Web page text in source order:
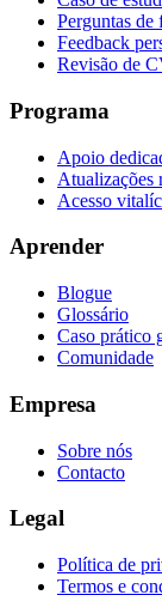
Perguntas de
Feedback
Revisão de
Programa
Apoio
Atualizações
Acesso
Aprender
Blogue
Glossário
Caso prático
Comunidade
Empresa
Sobre nós
Contacto
Legal
Política de
Termos e